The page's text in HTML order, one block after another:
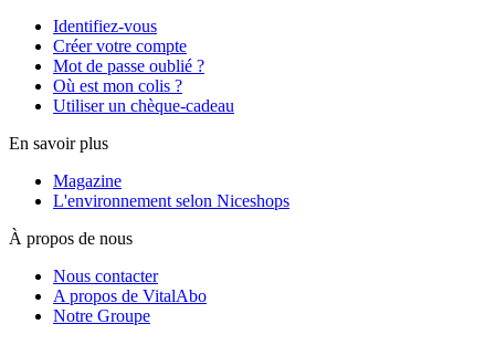
Identifiez-vous
Créer votre compte
Mot de passe oublié ?
Où est mon colis ?
Utiliser un chèque-cadeau
En savoir plus
Magazine
L'environnement selon Niceshops
À propos de nous
Nous contacter
A propos de VitalAbo
Notre Groupe